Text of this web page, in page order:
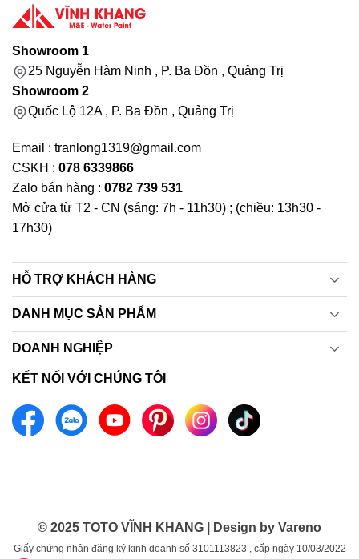
Showroom 1
25 Nguyễn Hàm Ninh , P. Ba Đồn , Quảng Trị
Showroom 2
Quốc Lộ 12A , P. Ba Đồn , Quảng Trị
Email : tranlong1319@gmail.com
CSKH : 078 6339866
Zalo bán hàng : 0782 739 531
Mở cửa từ T2 - CN (sáng: 7h - 11h30) ; (chiều: 13h30 -
17h30)
HỖ TRỢ KHÁCH HÀNG
DANH MỤC SẢN PHẨM
DOANH NGHIỆP
KẾT NỐI VỚI CHÚNG TÔI
© 2025 TOTO VĨNH KHANG | Design by Vareno
Giấy chứng nhận đăng ký kinh doanh số 3101113823 , cấp ngày 10/03/2022